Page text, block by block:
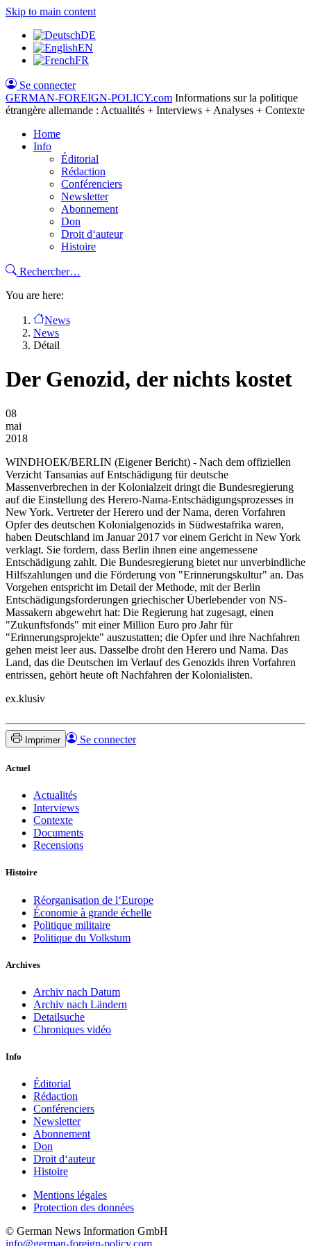
Skip to main content
DE
EN
FR
Se connecter
GERMAN-FOREIGN-POLICY.com Informations sur la politique
étrangère allemande : Actualités + Interviews + Analyses + Contexte
Home
Info
Éditorial
Rédaction
Conférenciers
Newsletter
Abonnement
Don
Droit d‘auteur
Histoire
Rechercher…
You are here:
News
News
Détail
Der Genozid, der nichts kostet
08
mai
2018
WINDHOEK/BERLIN (Eigener Bericht) - Nach dem offiziellen
Verzicht Tansanias auf Entschädigung für deutsche
Massenverbrechen in der Kolonialzeit dringt die Bundesregierung
auf die Einstellung des Herero-Nama-Entschädigungsprozesses in
New York. Vertreter der Herero und der Nama, deren Vorfahren
Opfer des deutschen Kolonialgenozids in Südwestafrika waren,
haben Deutschland im Januar 2017 vor einem Gericht in New York
verklagt. Sie fordern, dass Berlin ihnen eine angemessene
Entschädigung zahlt. Die Bundesregierung bietet nur unverbindliche
Hilfszahlungen und die Förderung von "Erinnerungskultur" an. Das
Vorgehen entspricht im Detail der Methode, mit der Berlin
Entschädigungsforderungen griechischer Überlebender von NS-
Massakern abgewehrt hat: Die Regierung hat zugesagt, einen
"Zukunftsfonds" mit einer Million Euro pro Jahr für
"Erinnerungsprojekte" auszustatten; die Opfer und ihre Nachfahren
gehen meist leer aus. Dasselbe droht den Herero und Nama. Das
Land, das die Deutschen im Verlauf des Genozids ihren Vorfahren
entrissen, gehört heute oft Nachfahren der Kolonialisten.
ex.klusiv
Imprimer Se connecter
Actuel
Actualités
Interviews
Contexte
Documents
Recensions
Histoire
Réorganisation de l‘Europe
Économie à grande échelle
Politique militaire
Politique du Volkstum
Archives
Archiv nach Datum
Archiv nach Ländern
Detailsuche
Chroniques vidéo
Info
Éditorial
Rédaction
Conférenciers
Newsletter
Abonnement
Don
Droit d‘auteur
Histoire
Mentions légales
Protection des données
© German News Information GmbH